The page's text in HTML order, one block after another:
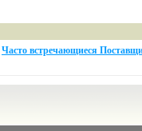
Часто встречающиеся